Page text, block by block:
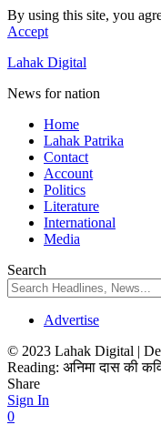
By using this site, you
Accept
Lahak Digital
News for nation
Home
Lahak Patrika
Contact
Account
Politics
Literature
International
Media
Search
Advertise
© 2023 Lahak Digital |
Reading: अनिमा दास की
Share
Sign In
0